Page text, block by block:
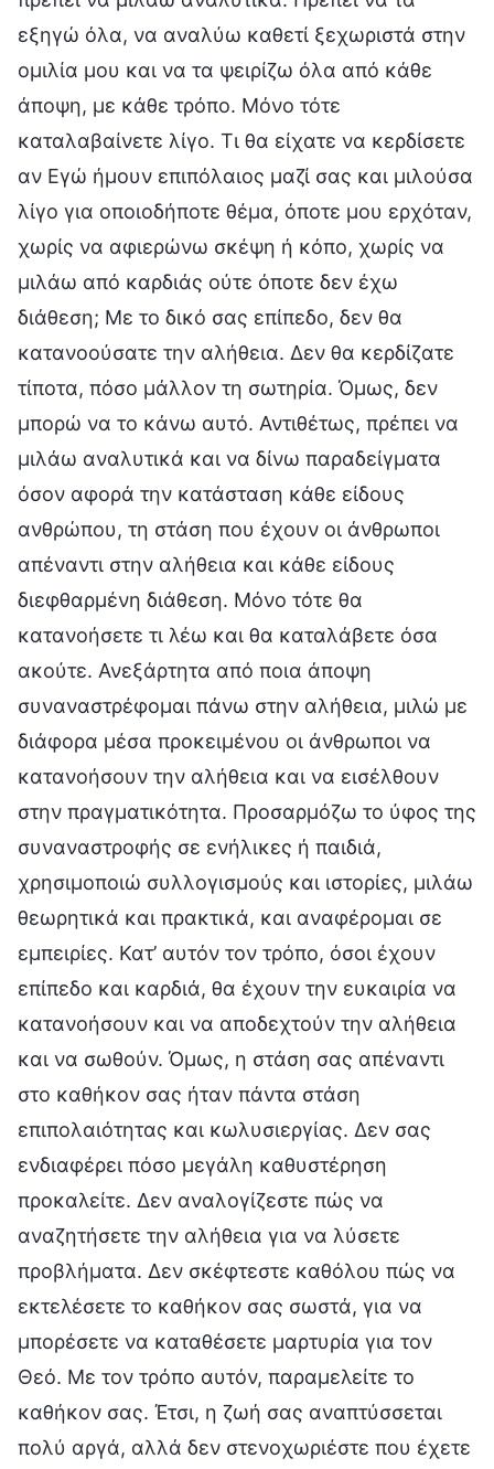
εξηγώ όλα, να αναλύω καθετί ξεχωριστά στην
ομιλία μου και να τα ψειρίζω όλα από κάθε
άποψη, με κάθε τρόπο. Μόνο τότε
καταλαβαίνετε λίγο. Τι θα είχατε να κερδίσετε
αν Εγώ ήμουν επιπόλαιος μαζί σας και μιλούσα
λίγο για οποιοδήποτε θέμα, όποτε μου ερχόταν,
χωρίς να αφιερώνω σκέψη ή κόπο, χωρίς να
μιλάω από καρδιάς ούτε όποτε δεν έχω
διάθεση; Με το δικό σας επίπεδο, δεν θα
κατανοούσατε την αλήθεια. Δεν θα κερδίζατε
τίποτα, πόσο μάλλον τη σωτηρία. Όμως, δεν
μπορώ να το κάνω αυτό. Αντιθέτως, πρέπει να
μιλάω αναλυτικά και να δίνω παραδείγματα
όσον αφορά την κατάσταση κάθε είδους
ανθρώπου, τη στάση που έχουν οι άνθρωποι
απέναντι στην αλήθεια και κάθε είδους
διεφθαρμένη διάθεση. Μόνο τότε θα
κατανοήσετε τι λέω και θα καταλάβετε όσα
ακούτε. Ανεξάρτητα από ποια άποψη
συναναστρέφομαι πάνω στην αλήθεια, μιλώ με
διάφορα μέσα προκειμένου οι άνθρωποι να
κατανοήσουν την αλήθεια και να εισέλθουν
στην πραγματικότητα. Προσαρμόζω το ύφος της
συναναστροφής σε ενήλικες ή παιδιά,
χρησιμοποιώ συλλογισμούς και ιστορίες, μιλάω
θεωρητικά και πρακτικά, και αναφέρομαι σε
εμπειρίες. Κατ’ αυτόν τον τρόπο, όσοι έχουν
επίπεδο και καρδιά, θα έχουν την ευκαιρία να
κατανοήσουν και να αποδεχτούν την αλήθεια
και να σωθούν. Όμως, η στάση σας απέναντι
στο καθήκον σας ήταν πάντα στάση
επιπολαιότητας και κωλυσιεργίας. Δεν σας
ενδιαφέρει πόσο μεγάλη καθυστέρηση
προκαλείτε. Δεν αναλογίζεστε πώς να
αναζητήσετε την αλήθεια για να λύσετε
προβλήματα. Δεν σκέφτεστε καθόλου πώς να
εκτελέσετε το καθήκον σας σωστά, για να
μπορέσετε να καταθέσετε μαρτυρία για τον
Θεό. Με τον τρόπο αυτόν, παραμελείτε το
καθήκον σας. Έτσι, η ζωή σας αναπτύσσεται
πολύ αργά, αλλά δεν στενοχωριέστε που έχετε